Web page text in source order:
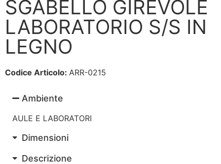
SGABELLO GIREVOLE
LABORATORIO S/S IN
LEGNO
Codice Articolo: ARR-0215
Ambiente
AULE E LABORATORI
Dimensioni
Descrizione